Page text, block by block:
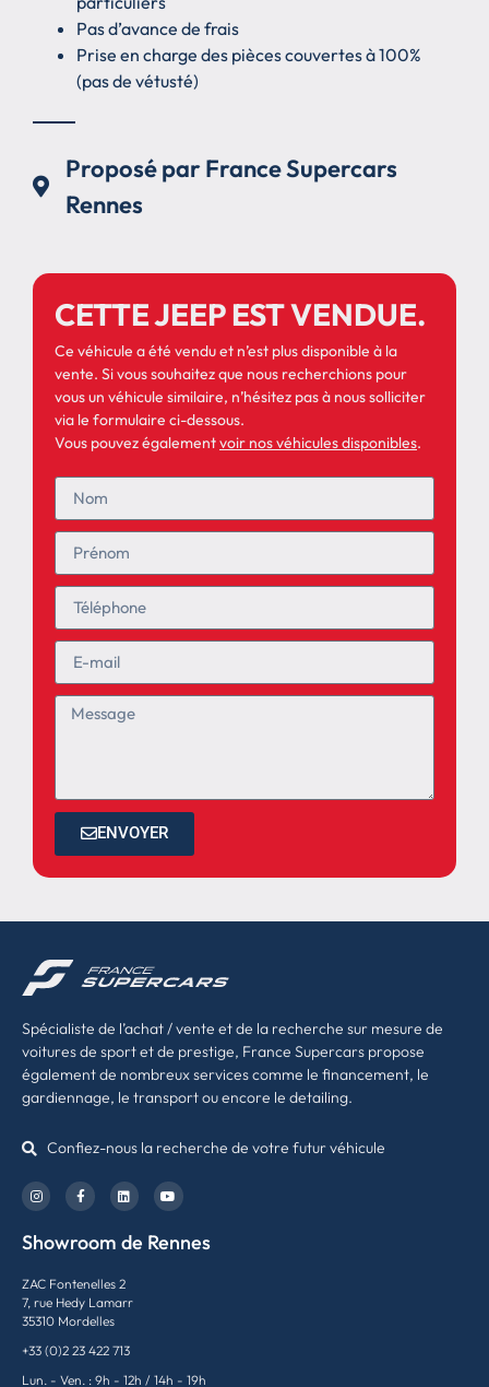
Pas d’avance de frais
Prise en charge des pièces couvertes à 100%
(pas de vétusté)
Proposé par France Supercars
Rennes
CETTE JEEP EST VENDUE.
Ce véhicule a été vendu et n’est plus disponible à la
vente. Si vous souhaitez que nous recherchions pour
vous un véhicule similaire, n’hésitez pas à nous solliciter
via le formulaire ci-dessous.
Vous pouvez égalementvoir nos véhicules disponibles.
ENVOYER
Spécialiste de l’achat / vente et de la recherche sur mesure de
voitures de sport et de prestige, France Supercars propose
également de nombreux services comme le financement, le
gardiennage, le transport ou encore le detailing.
Confiez-nous la recherche de votre futur véhicule
Showroom de Rennes
ZAC Fontenelles 2
7, rue Hedy Lamarr
35310 Mordelles
+33 (0)2 23 422 713
Lun. - Ven. : 9h - 12h / 14h - 19h